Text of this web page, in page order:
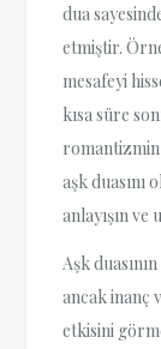
dua
etmiştir.
mesafeyi
kısa süre
romantizmin
aşk duasını
anlayışın
Aşk
ancak inanç
etkisini